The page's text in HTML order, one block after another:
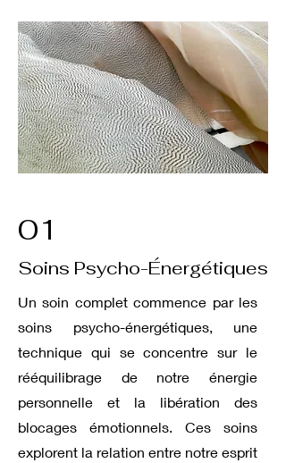
01
Soins Psycho-Énergétiques
Un soin complet commence par les
soins psycho-énergétiques, une
technique qui se concentre sur le
rééquilibrage de notre énergie
personnelle et la libération des
blocages émotionnels. Ces soins
explorent la relation entre notre esprit